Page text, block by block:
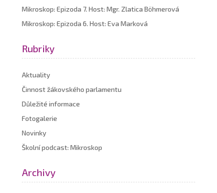
Mikroskop: Epizoda 7. Host: Mgr. Zlatica Böhmerová
Mikroskop: Epizoda 6. Host: Eva Marková
Rubriky
Aktuality
Činnost žákovského parlamentu
Důležité informace
Fotogalerie
Novinky
Školní podcast: Mikroskop
Archivy